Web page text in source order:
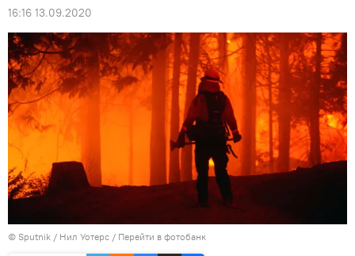
16:16 13.09.2020
© Sputnik / Нил Уотерс / Перейти в фотобанк